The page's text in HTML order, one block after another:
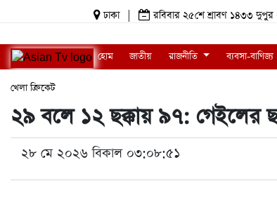
ঢাকা রবিবার ২৫শে শ্রাবণ ১৪৩৩
হোম জাতীয় রাজনীতি ব্যবসা-বাণিজ্য
খেলা ক্রিকেট
২৯ বলে ১২ ছক্কায় ৯৭: গেইলের
২৮ মে ২০২৬ বিকাল ০৩:০৮:৫১